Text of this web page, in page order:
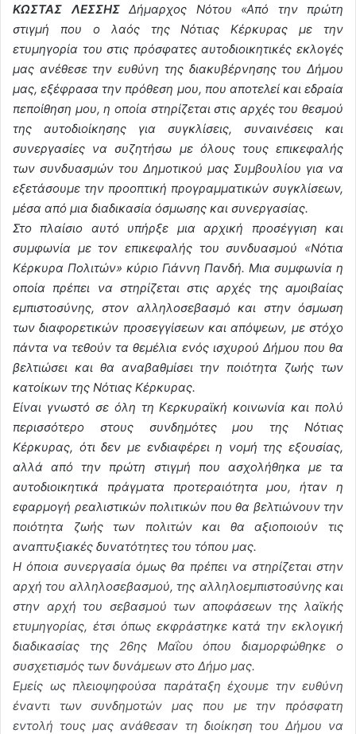
ΚΩΣΤΑΣ ΛΕΣΣΗΣΔήμαρχος Νότου «Από την πρώτη
στιγμή που ο λαός της Νότιας Κέρκυρας με την
ετυμηγορία του στις πρόσφατες αυτοδιοικητικές εκλογές
μας ανέθεσε την ευθύνη της διακυβέρνησης του Δήμου
μας, εξέφρασα την πρόθεση μου, που αποτελεί και εδραία
πεποίθηση μου, η οποία στηρίζεται στις αρχές του θεσμού
της αυτοδιοίκησης για συγκλίσεις, συναινέσεις και
συνεργασίες να συζητήσω με όλους τους επικεφαλής
των συνδυασμών του Δημοτικού μας Συμβουλίου για να
εξετάσουμε την προοπτική προγραμματικών συγκλίσεων,
μέσα από μια διαδικασία όσμωσης και συνεργασίας.
Στο πλαίσιο αυτό υπήρξε μια αρχική προσέγγιση και
συμφωνία με τον επικεφαλής του συνδυασμού «Νότια
Κέρκυρα Πολιτών» κύριο Γιάννη Πανδή. Μια συμφωνία η
οποία πρέπει να στηρίζεται στις αρχές της αμοιβαίας
εμπιστοσύνης, στον αλληλοσεβασμό και στην όσμωση
των διαφορετικών προσεγγίσεων και απόψεων, με στόχο
πάντα να τεθούν τα θεμέλια ενός ισχυρού Δήμου που θα
βελτιώσει και θα αναβαθμίσει την ποιότητα ζωής των
κατοίκων της Νότιας Κέρκυρας.
Είναι γνωστό σε όλη τη Κερκυραϊκή κοινωνία και πολύ
περισσότερο στους συνδημότες μου της Νότιας
Κέρκυρας, ότι δεν με ενδιαφέρει η νομή της εξουσίας,
αλλά από την πρώτη στιγμή που ασχολήθηκα με τα
αυτοδιοικητικά πράγματα προτεραιότητα μου, ήταν η
εφαρμογή ρεαλιστικών πολιτικών που θα βελτιώνουν την
ποιότητα ζωής των πολιτών και θα αξιοποιούν τις
αναπτυξιακές δυνατότητες του τόπου μας.
Η όποια συνεργασία όμως θα πρέπει να στηρίζεται στην
αρχή του αλληλοσεβασμού, της αλληλοεμπιστοσύνης και
στην αρχή του σεβασμού των αποφάσεων της λαϊκής
ετυμηγορίας, έτσι όπως εκφράστηκε κατά την εκλογική
διαδικασίας της 26ης Μαΐου όπου διαμορφώθηκε ο
συσχετισμός των δυνάμεων στο Δήμο μας.
Εμείς ως πλειοψηφούσα παράταξη έχουμε την ευθύνη
έναντι των συνδημοτών μας που με την πρόσφατη
εντολή τους μας ανάθεσαν τη διοίκηση του Δήμου να